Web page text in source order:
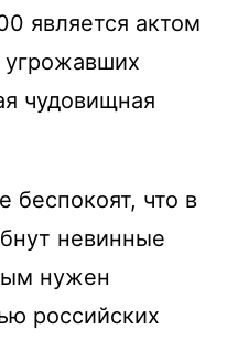
является актом
угрожавших
чудовищная
беспокоят, что в
невинные
нужен
российских